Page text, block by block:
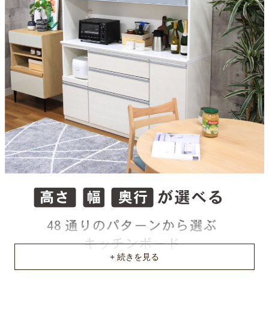
下台仕様1
コンセント1ヶ所、スライド収納、扉収納
下台仕様2
引出しソフトクロース（1段目）、引出しフルオープンレール
梱包サイズ
約116.5x45x89.5/116.5x45x95.5(cm)
原産国
国産
搬入に関して
上下分割で搬入ができます。